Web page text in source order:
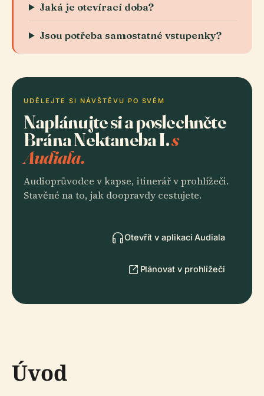
Jaká je otevírací doba?
Jsou potřeba samostatné vstupenky?
UDĚLEJTE SI NÁVŠTĚVU PO SVÉM
Naplánujte si a poslechněte
Brána Nektaneba I.s
Audiala.
Audioprůvodce v kapse, itinerář v prohlížeči.
Stavěné na to, jak doopravdy cestujete.
Otevřít v aplikaci Audiala
Plánovat v prohlížeči
Úvod